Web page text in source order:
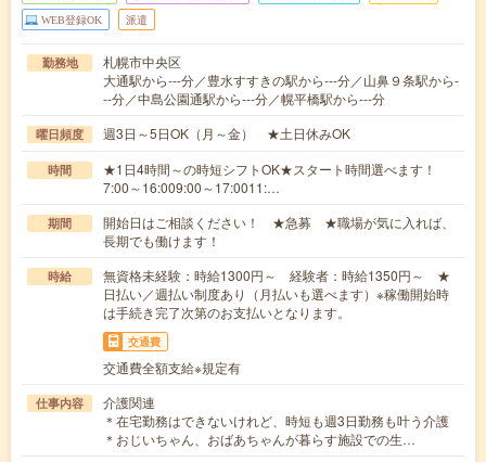
WEB登録OK 派遣
勤務地
札幌市中央区
大通駅から---分／豊水すすきの駅から---分／山鼻９条駅から-
--分／中島公園通駅から---分／幌平橋駅から---分
曜日頻度 週3日～5日OK（月～金） ★土日休みOK
時間
★1日4時間～の時短シフトOK★スタート時間選べます！
7:00～16:009:00～17:0011:…
期間
開始日はご相談ください！ ★急募 ★職場が気に入れば、
長期でも働けます！
時給
無資格未経験：時給1300円～ 経験者：時給1350円～ ★
日払い／週払い制度あり（月払いも選べます）※稼働開始時
は手続き完了次第のお支払いとなります。
交通費
交通費全額支給※規定有
仕事内容
介護関連
＊在宅勤務はできないけれど、時短も週3日勤務も叶う介護
＊おじいちゃん、おばあちゃんが暮らす施設での生…